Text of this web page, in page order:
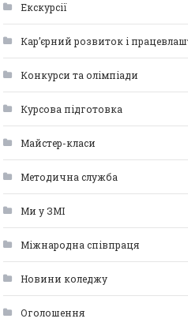
Екскурсії
Кар’єрний розвиток і
Конкурси та олімпіади
Курсова підготовка
Майстер-класи
Методична служба
Ми у ЗМІ
Міжнародна співпраця
Новини коледжу
Оголошення